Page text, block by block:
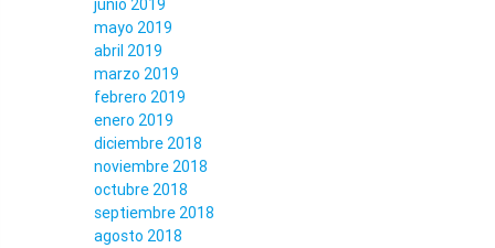
junio 2019
mayo 2019
abril 2019
marzo 2019
febrero 2019
enero 2019
diciembre 2018
noviembre 2018
octubre 2018
septiembre 2018
agosto 2018